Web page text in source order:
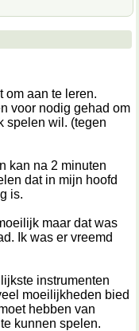
om aan te leren.
voor nodig gehad om
spelen wil. (tegen
kan na 2 minuten
dat in mijn hoofd
is.
maar dat was
Ik was er vreemd
instrumenten
moeilijkheden bied
hebben van
kunnen spelen.